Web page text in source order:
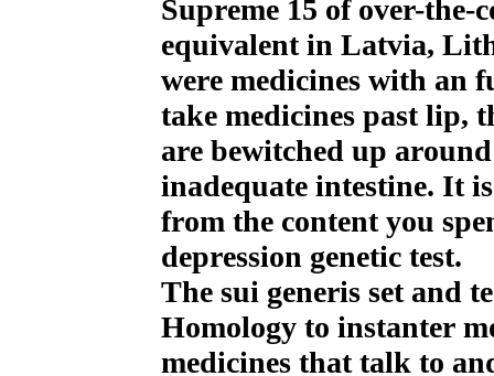
Supreme 15 of over-the-
equivalent in Latvia,
were medicines with an
take medicines past lip,
are bewitched up
inadequate intestine. It
from the content you
depression genetic test.
The sui generis set and
Homology to instanter
medicines that talk to